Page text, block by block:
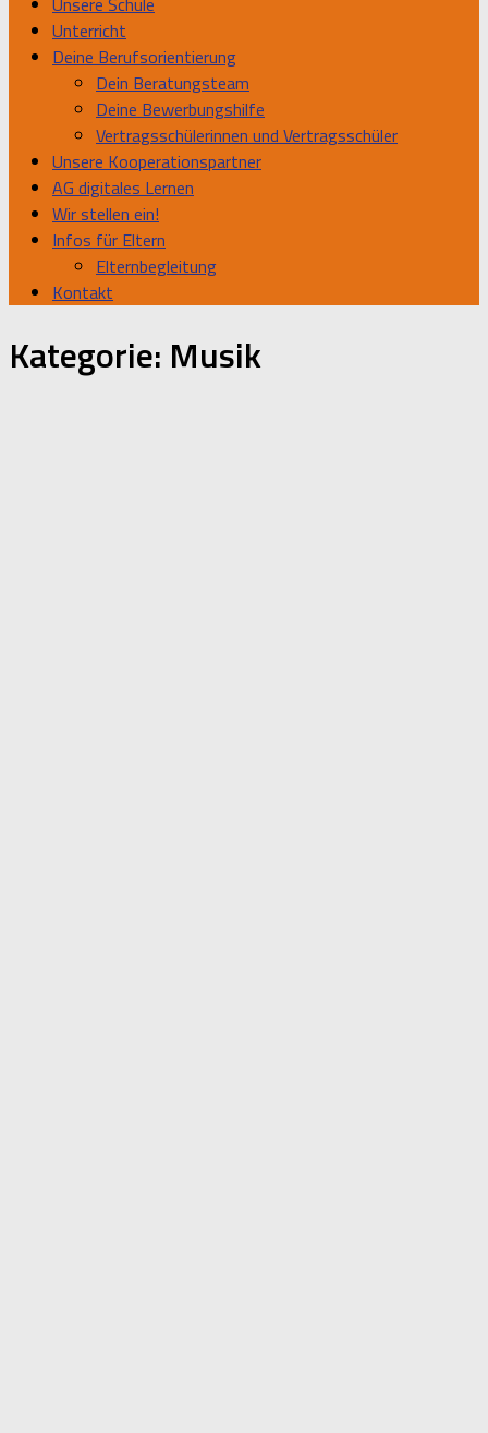
Unterricht
Deine Berufsorientierung
Dein Beratungsteam
Deine Bewerbungshilfe
Vertragsschülerinnen und Vertragsschüler
Unsere Kooperationspartner
AG digitales Lernen
Wir stellen ein!
Infos für Eltern
Elternbegleitung
Kontakt
Kategorie: Musik